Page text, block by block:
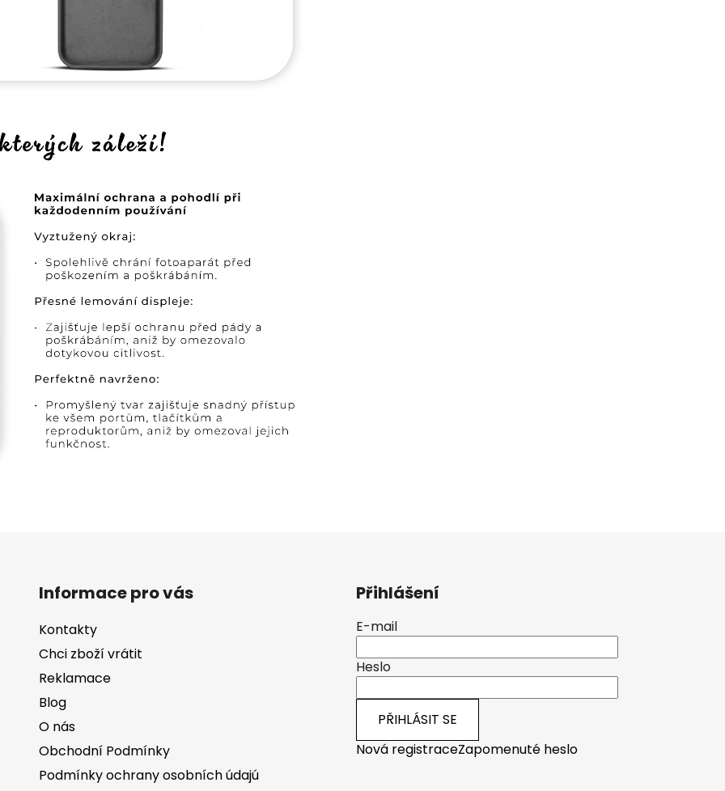
Informace pro vás
Kontakty
Chci zboží vrátit
Reklamace
Blog
O nás
Obchodní Podmínky
Podmínky ochrany osobních údajú
Přihlášení
E-mail
Heslo
PŘIHLÁSIT SE
Nová registraceZapomenuté heslo